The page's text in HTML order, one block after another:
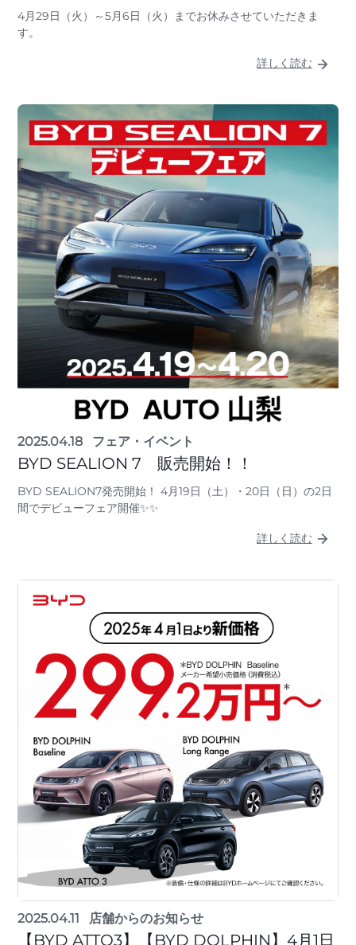
4月29日（火）～5月6日（火）までお休みさせていただきま
す。
詳しく読む
2025.04.18 フェア・イベント
BYD SEALION 7 販売開始！！
BYD SEALION7発売開始！ 4月19日（土）・20日（日）の2日
間でデビューフェア開催✨✨
詳しく読む
2025.04.11 店舗からのお知らせ
【BYD ATTO3】【BYD DOLPHIN】4月1日